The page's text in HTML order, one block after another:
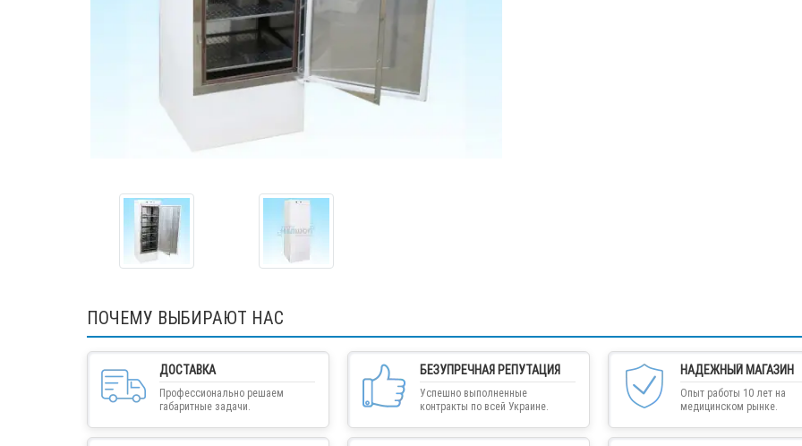
ПОЧЕМУ ВЫБИРАЮТ НАС
ДОСТАВКА
Профессионально решаем
габаритные задачи.
БЕЗУПРЕЧНАЯ РЕПУТАЦИЯ
Успешно выполненные
контракты по всей Украине.
НАДЕЖНЫЙ МАГАЗИН
Опыт работы 10 лет на
медицинском рынке.